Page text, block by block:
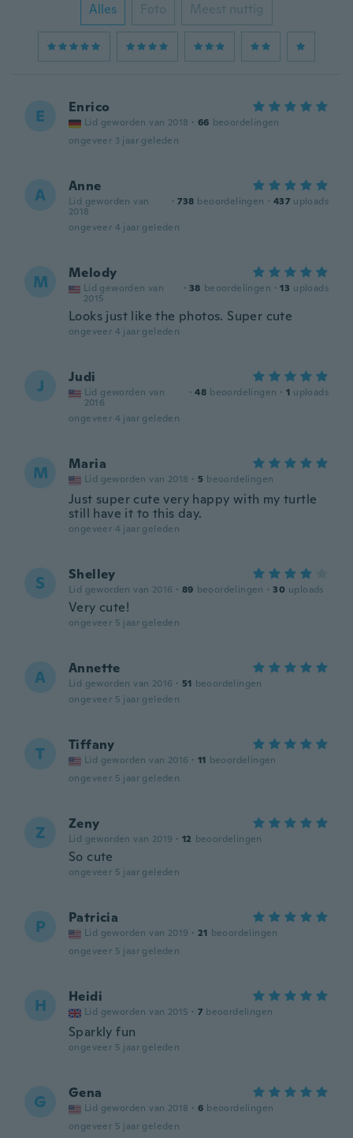
Alles Foto Meest nuttig
E Enrico
Lid geworden van 2018 · 66 beoordelingen
ongeveer 3 jaar geleden
A Anne
Lid geworden van
2018
· 738 beoordelingen · 437 uploads
ongeveer 4 jaar geleden
M Melody
Lid geworden van
2015
· 38 beoordelingen · 13 uploads
Looks just like the photos. Super cute
ongeveer 4 jaar geleden
J Judi
Lid geworden van
2016
· 48 beoordelingen · 1 uploads
ongeveer 4 jaar geleden
M Maria
Lid geworden van 2018 · 5 beoordelingen
Just super cute very happy with my turtle
still have it to this day.
ongeveer 4 jaar geleden
S Shelley
Lid geworden van 2016 · 89 beoordelingen · 30 uploads
Very cute!
ongeveer 5 jaar geleden
A Annette
Lid geworden van 2016 · 51 beoordelingen
ongeveer 5 jaar geleden
T Tiffany
Lid geworden van 2016 · 11 beoordelingen
ongeveer 5 jaar geleden
Z Zeny
Lid geworden van 2019 · 12 beoordelingen
So cute
ongeveer 5 jaar geleden
P Patricia
Lid geworden van 2019 · 21 beoordelingen
ongeveer 5 jaar geleden
H Heidi
Lid geworden van 2015 · 7 beoordelingen
Sparkly fun
ongeveer 5 jaar geleden
G Gena
Lid geworden van 2018 · 6 beoordelingen
ongeveer 5 jaar geleden